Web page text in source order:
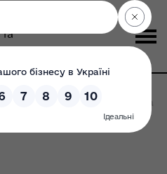
з громадськістю
проект Указу Президента